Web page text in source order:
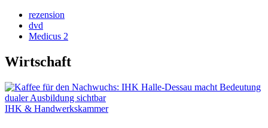
rezension
dvd
Medicus 2
Wirtschaft
IHK & Handwerkskammer